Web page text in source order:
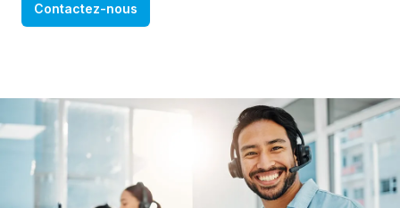
Contactez-nous